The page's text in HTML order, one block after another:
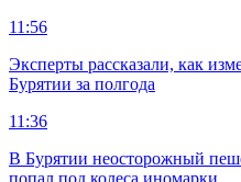
11:56
Эксперты рассказали, как
Бурятии за полгода
11:36
В Бурятии неосторожный
попал под колеса иномарки